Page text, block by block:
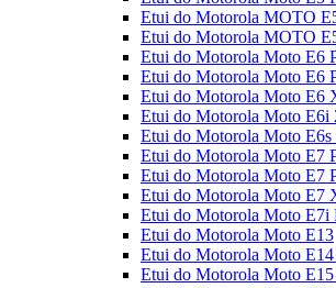
Etui do Motorola MOTO
Etui do Motorola MOTO
Etui do Motorola Moto E6
Etui do Motorola Moto E6
Etui do Motorola Moto E6
Etui do Motorola Moto E6i
Etui do Motorola Moto
Etui do Motorola Moto E7
Etui do Motorola Moto E7
Etui do Motorola Moto E7
Etui do Motorola Moto E7i
Etui do Motorola Moto E13
Etui do Motorola Moto
Etui do Motorola Moto